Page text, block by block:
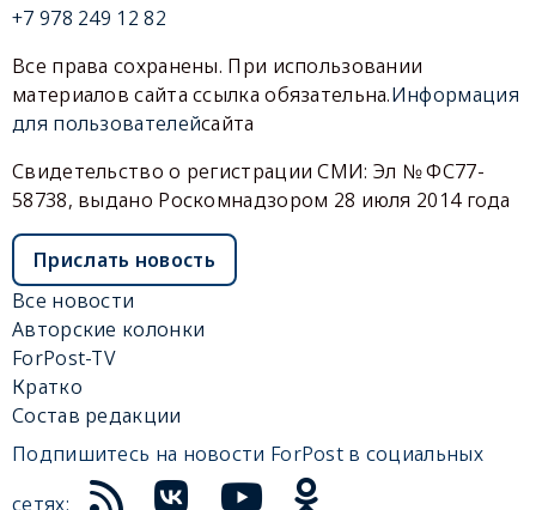
+7 978 249 12 82
Все права сохранены. При использовании
материалов сайта ссылка обязательна.Информация
для пользователейсайта
Свидетельство о регистрации СМИ: Эл № ФС77-
58738, выдано Роскомнадзором 28 июля 2014 года
Прислать новость
Все новости
Авторские колонки
ForPost-TV
Кратко
Состав редакции
Подпишитесь на новости ForPost в социальных
сетях: